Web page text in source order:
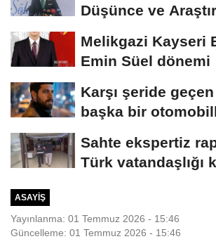
Düşünce ve
Melikgazi Kayseri
Emin Süel dönemi
Karşı şeride
başka bir
Sahte ekspertiz
Türk vatandaşlığı
ASAYIŞ
Yayınlanma: 01 Temmuz 2026 - 15:46
Güncelleme: 01 Temmuz 2026 - 15:46